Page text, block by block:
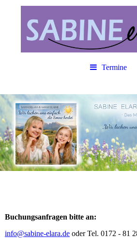
Termine
Buchungsanfragen bitte an:
info@sabine-elara.de oder Tel. 0172 - 81